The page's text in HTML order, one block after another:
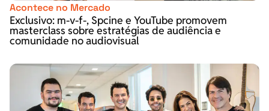
Acontece no Mercado
Exclusivo: m-v-f-, Spcine e YouTube promovem
masterclass sobre estratégias de audiência e
comunidade no audiovisual